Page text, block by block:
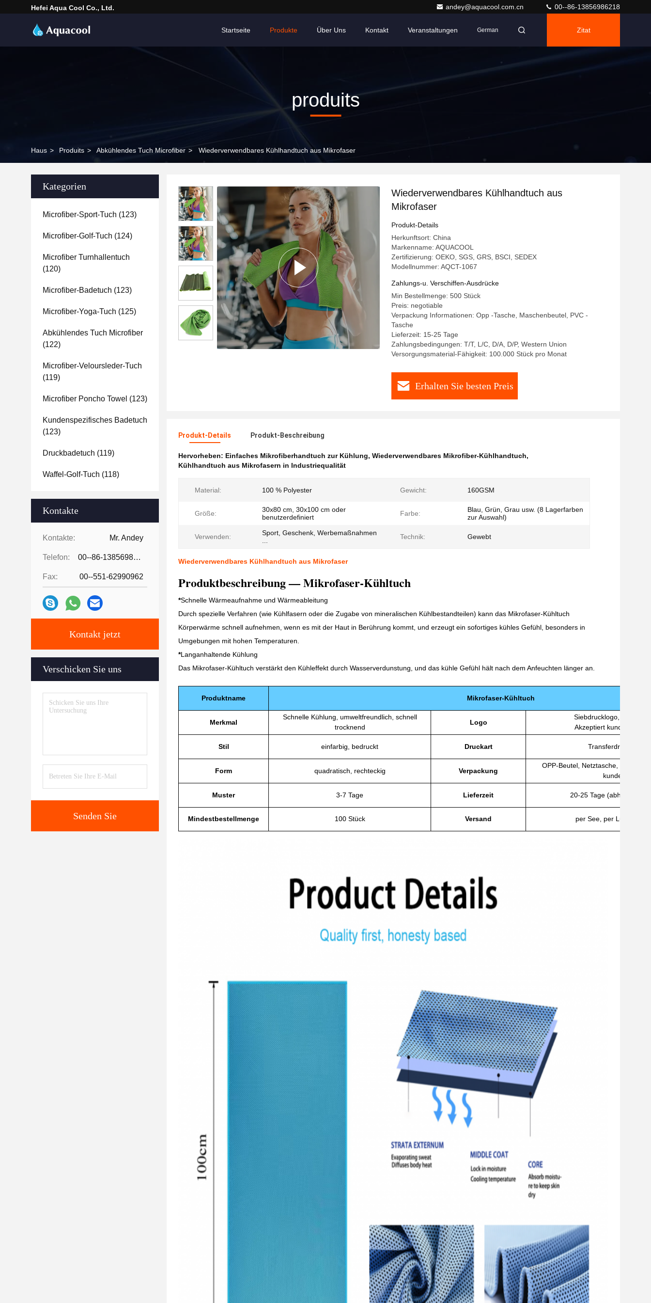
Hefei Aqua Cool Co., Ltd. andey@aquacool.com.cn 00--86-13856986218
Startseite Produkte Über Uns Kontakt Veranstaltungen German Zitat
produits
Haus > Produits > Abkühlendes Tuch Microfiber > Wiederverwendbares Kühlhandtuch aus Mikrofaser
Kategorien
Microfiber-Sport-Tuch (123)
Microfiber-Golf-Tuch (124)
Microfiber Turnhallentuch
(120)
Microfiber-Badetuch (123)
Microfiber-Yoga-Tuch (125)
Abkühlendes Tuch Microfiber
(122)
Microfiber-Veloursleder-Tuch
(119)
Microfiber Poncho Towel (123)
Kundenspezifisches Badetuch
(123)
Druckbadetuch (119)
Waffel-Golf-Tuch (118)
Kontakte
Kontakte: Mr. Andey
Telefon: 00--86-13856986218
Fax: 00--551-62990962
Kontakt jetzt
Verschicken Sie uns
Senden Sie
Wiederverwendbares Kühlhandtuch aus
Mikrofaser
Produkt-Details
Herkunftsort: China
Markenname: AQUACOOL
Zertifizierung: OEKO, SGS, GRS, BSCI, SEDEX
Modellnummer: AQCT-1067
Zahlungs-u. Verschiffen-Ausdrücke
Min Bestellmenge: 500 Stück
Preis: negotiable
Verpackung Informationen: Opp -Tasche, Maschenbeutel, PVC -
Tasche
Lieferzeit: 15-25 Tage
Zahlungsbedingungen: T/T, L/C, D/A, D/P, Western Union
Versorgungsmaterial-Fähigkeit: 100.000 Stück pro Monat
Erhalten Sie besten Preis
Produkt-Details Produkt-Beschreibung
Hervorheben: Einfaches Mikrofiberhandtuch zur Kühlung, Wiederverwendbares Mikrofiber-Kühlhandtuch,
Kühlhandtuch aus Mikrofasern in Industriequalität
Material: 100 % Polyester Gewicht: 160GSM
Größe:
30x80 cm, 30x100 cm oder
benutzerdefiniert
Farbe:
Blau, Grün, Grau usw. (8 Lagerfarben
zur Auswahl)
Verwenden:
Sport, Geschenk, Werbemaßnahmen
Technik: Gewebt
Wiederverwendbares Kühlhandtuch aus Mikrofaser
Produktbeschreibung — Mikrofaser-Kühltuch
*Schnelle Wärmeaufnahme und Wärmeableitung
Durch spezielle Verfahren (wie Kühlfasern oder die Zugabe von mineralischen Kühlbestandteilen) kann das Mikrofaser-Kühltuch
Körperwärme schnell aufnehmen, wenn es mit der Haut in Berührung kommt, und erzeugt ein sofortiges kühles Gefühl, besonders in
Umgebungen mit hohen Temperaturen.
*Langanhaltende Kühlung
Das Mikrofaser-Kühltuch verstärkt den Kühleffekt durch Wasserverdunstung, und das kühle Gefühl hält nach dem Anfeuchten länger an.
Produktname Mikrofaser-Kühltuch
Merkmal
Schnelle Kühlung, umweltfreundlich, schnell
trocknend
Logo
Siebdrucklogo,
Akzeptiert
Stil einfarbig, bedruckt Druckart Transferdruck,
Form quadratisch, rechteckig Verpackung
OPP-Beutel, Netztasche, PVC-
Muster 3-7 Tage Lieferzeit 20-25 Tage (abhängig
Mindestbestellmenge 100 Stück Versand per See, per Luft, per